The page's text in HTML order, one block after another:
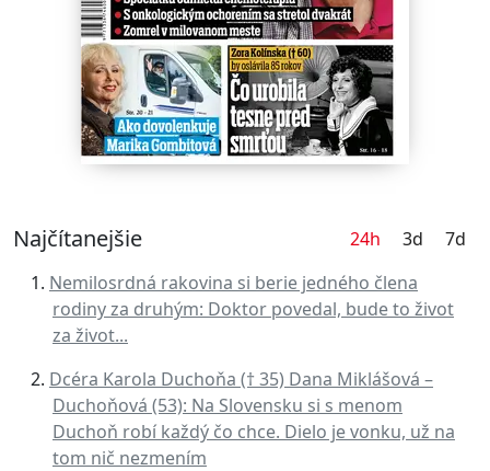
Najčítanejšie 24h 3d
7d
Nemilosrdná rakovina si berie jedného člena
rodiny za druhým: Doktor povedal, bude to život
za život...
Dcéra Karola Duchoňa († 35) Dana Miklášová –
Duchoňová (53): Na Slovensku si s menom
Duchoň robí každý čo chce. Dielo je vonku, už na
tom nič nezmením